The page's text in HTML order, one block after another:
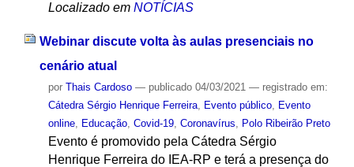
Localizado em NOTÍCIAS
Webinar discute volta às aulas presenciais no
cenário atual
por Thais Cardoso — publicado04/03/2021 — registrado em:
Cátedra Sérgio Henrique Ferreira, Evento público, Evento
online, Educação, Covid-19, Coronavírus Polo Ribeirão Preto
Evento é promovido pela Cátedra Sérgio
Henrique Ferreira do IEA-RP e terá a presença do